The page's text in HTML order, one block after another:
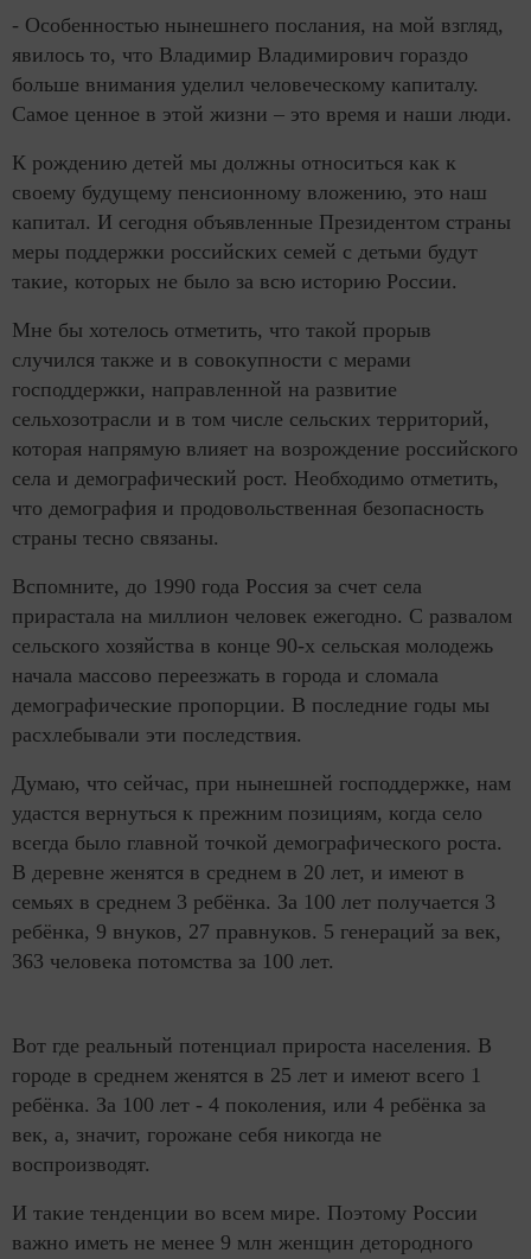
- Особенностью нынешнего послания, на мой взгляд,
явилось то, что Владимир Владимирович гораздо
больше внимания уделил человеческому капиталу.
Самое ценное в этой жизни – это время и наши люди.
К рождению детей мы должны относиться как к
своему будущему пенсионному вложению, это наш
капитал. И сегодня объявленные Президентом страны
меры поддержки российских семей с детьми будут
такие, которых не было за всю историю России.
Мне бы хотелось отметить, что такой прорыв
случился также и в совокупности с мерами
господдержки, направленной на развитие
сельхозотрасли и в том числе сельских территорий,
которая напрямую влияет на возрождение российского
села и демографический рост. Необходимо отметить,
что демография и продовольственная безопасность
страны тесно связаны.
Вспомните, до 1990 года Россия за счет села
прирастала на миллион человек ежегодно. С развалом
сельского хозяйства в конце 90-х сельская молодежь
начала массово переезжать в города и сломала
демографические пропорции. В последние годы мы
расхлебывали эти последствия.
Думаю, что сейчас, при нынешней господдержке, нам
удастся вернуться к прежним позициям, когда село
всегда было главной точкой демографического роста.
В деревне женятся в среднем в 20 лет, и имеют в
семьях в среднем 3 ребёнка. За 100 лет получается 3
ребёнка, 9 внуков, 27 правнуков. 5 генераций за век,
363 человека потомства за 100 лет.
Вот где реальный потенциал прироста населения. В
городе в среднем женятся в 25 лет и имеют всего 1
ребёнка. За 100 лет - 4 поколения, или 4 ребёнка за
век, а, значит, горожане себя никогда не
воспроизводят.
И такие тенденции во всем мире. Поэтому России
важно иметь не менее 9 млн женщин детородного